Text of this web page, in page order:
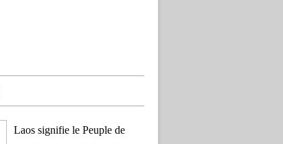
Laos signifie le Peuple de